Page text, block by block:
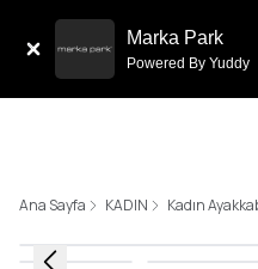
Marka Park
Powered By Yuddy
Ana Sayfa KADIN Kadın